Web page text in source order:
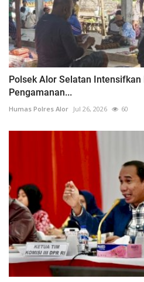
Polsek Alor Selatan Intensifkan
Pengamanan...
Humas Polres Alor Jul 26, 2026 60